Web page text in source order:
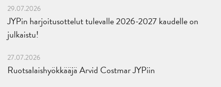
29.07.2026
JYPin harjoitusottelut tulevalle 2026-2027 kaudelle on
julkaistu!
27.07.2026
Ruotsalaishyökkääjä Arvid Costmar JYPiin